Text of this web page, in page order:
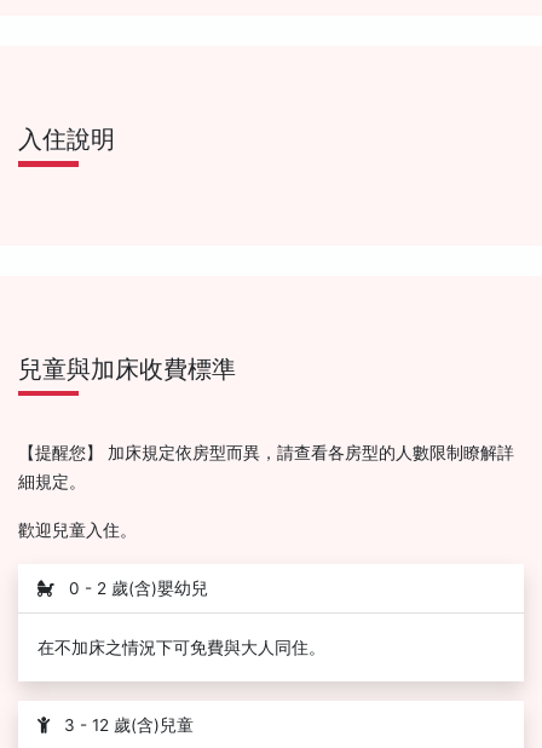
入住說明
兒童與加床收費標準
【提醒您】 加床規定依房型而異，請查看各房型的人數限制瞭解詳
細規定。
歡迎兒童入住。
0 - 2 歲(含)嬰幼兒
在不加床之情況下可免費與大人同住。
3 - 12 歲(含)兒童